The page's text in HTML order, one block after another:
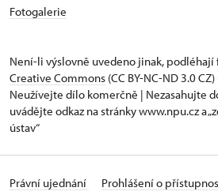
Fotogalerie
Není-li výslovně uvedeno jinak,
Creative Commons (CC BY-NC-ND 3.0
Neužívejte dílo komerčně | Nezasahujte
uvádějte odkaz na stránky www.npu.cz a
ústav“
Právní ujednání Prohlášení o